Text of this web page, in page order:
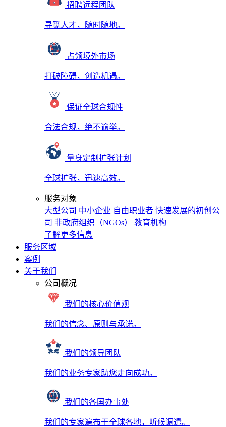
招聘远程团队
寻觅人才，随时随地。
占领境外市场
打破障碍，创造机遇。
保证全球合规性
合法合规，绝不逾举。
量身定制扩张计划
全球扩张，迅速高效。
服务对象
大型公司 中小企业 自由职业者 快速发展的初创公
司 非政府组织（NGOs）
教育机构
了解更多信息
服务区域
案例
关于我们
公司概况
我们的核心价值观
我们的信念、原则与承诺。
我们的领导团队
我们的业务专家助您走向成功。
我们的各国办事处
我们的专家遍布于全球各地，听候调遣。